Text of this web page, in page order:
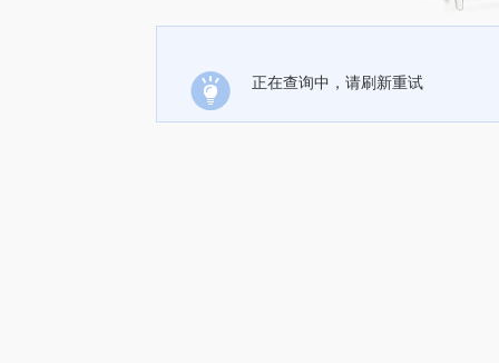
正在查询中，请刷新重试